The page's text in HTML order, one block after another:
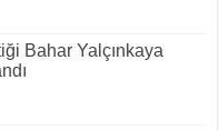
Bahar Yalçınkaya